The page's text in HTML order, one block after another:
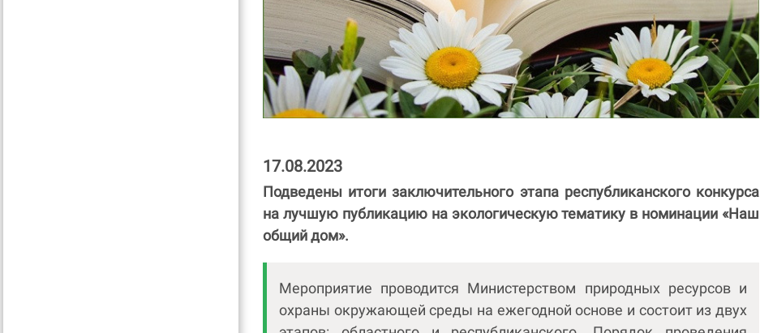
17.08.2023
Подведены итоги заключительного этапа республиканского конкурса
на лучшую публикацию на экологическую тематику в номинации «Наш
общий дом».
Мероприятие проводится Министерством природных ресурсов и
охраны окружающей среды на ежегодной основе и состоит из двух